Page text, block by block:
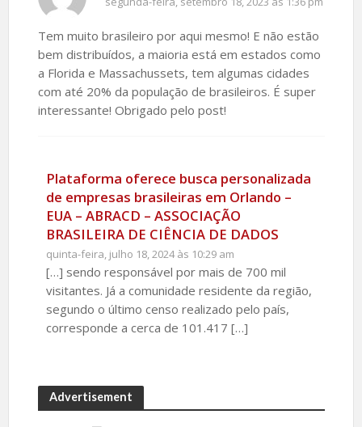
Tem muito brasileiro por aqui mesmo! E não estão
bem distribuídos, a maioria está em estados como
a Florida e Massachussets, tem algumas cidades
com até 20% da população de brasileiros. É super
interessante! Obrigado pelo post!
Plataforma oferece busca personalizada
de empresas brasileiras em Orlando –
EUA – ABRACD – ASSOCIAÇÃO
BRASILEIRA DE CIÊNCIA DE DADOS
quinta-feira, julho 18, 2024 às 10:29 am
[…] sendo responsável por mais de 700 mil
visitantes. Já a comunidade residente da região,
segundo o último censo realizado pelo país,
corresponde a cerca de 101.417 […]
Advertisement